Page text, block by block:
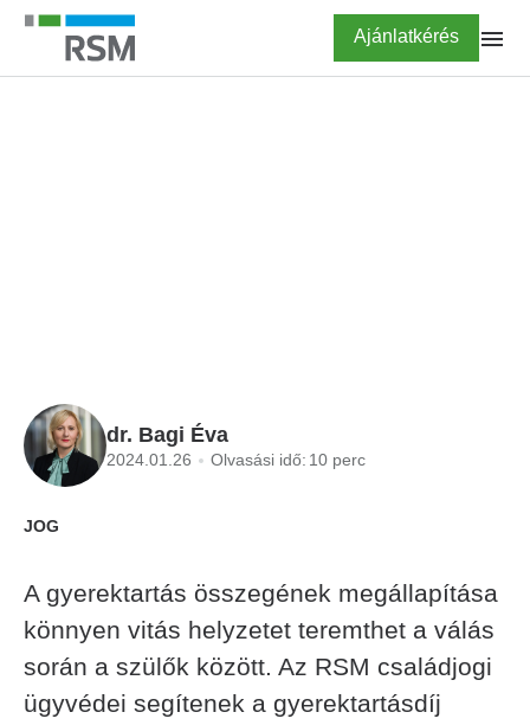
Ugrás
tartalomra
Highlighted
Ajánlatkérés
dr. Bagi Éva
2024.01.26 Olvasási idő: 10 perc
JOG
A gyerektartás összegének megállapítása
könnyen vitás helyzetet teremthet a válás
során a szülők között. Az RSM családjogi
ügyvédei segítenek a gyerektartásdíj